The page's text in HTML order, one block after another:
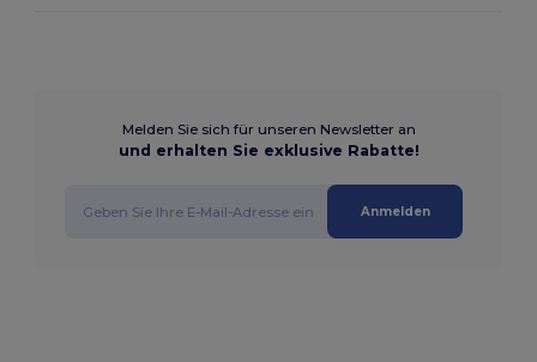
Melden Sie sich für unseren Newsletter an
und erhalten Sie exklusive Rabatte!
Anmelden